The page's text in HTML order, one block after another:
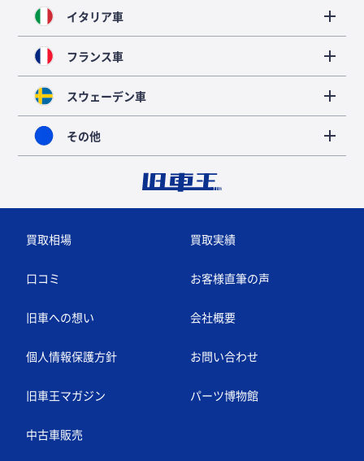
イタリア車
フランス車
スウェーデン車
その他
買取相場 買取実績
口コミ お客様直筆の声
旧車への想い 会社概要
個人情報保護方針 お問い合わせ
旧車王マガジン パーツ博物館
中古車販売